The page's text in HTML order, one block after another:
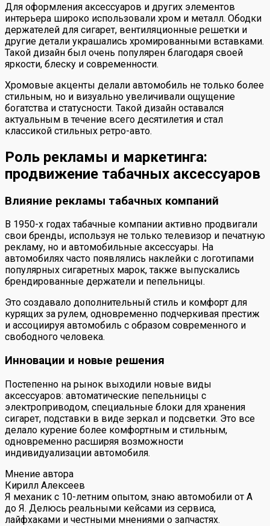
Для оформления аксессуаров и других элементов
интерьера широко использовали хром и металл. Ободки
держателей для сигарет, вентиляционные решетки и
другие детали украшались хромированными вставками.
Такой дизайн был очень популярен благодаря своей
яркости, блеску и современности.
Хромовые акценты делали автомобиль не только более
стильным, но и визуально увеличивали ощущение
богатства и статусности. Такой дизайн оставался
актуальным в течение всего десятилетия и стал
классикой стильных ретро-авто.
Роль рекламы и маркетинга:
продвижение табачных аксессуаров
Влияние рекламы табачных компаний
В 1950-х годах табачные компании активно продвигали
свои бренды, используя не только телевизор и печатную
рекламу, но и автомобильные аксессуары. На
автомобилях часто появлялись наклейки с логотипами
популярных сигаретных марок, также выпускались
брендированные держатели и пепельницы.
Это создавало дополнительный стиль и комфорт для
курящих за рулем, одновременно подчеркивая престиж
и ассоциируя автомобиль с образом современного и
свободного человека.
Инновации и новые решения
Постепенно на рынок выходили новые виды
аксессуаров: автоматические пепельницы с
электроприводом, специальные блоки для хранения
сигарет, подставки в виде зеркал и подсветки. Это все
делало курение более комфортным и стильным,
одновременно расширяя возможности
индивидуализации автомобиля.
Мнение автора
Кирилл Алексеев
Я механик с 10-летним опытом, знаю автомобили от А
до Я. Делюсь реальными кейсами из сервиса,
лайфхаками и честными мнениями о запчастях.